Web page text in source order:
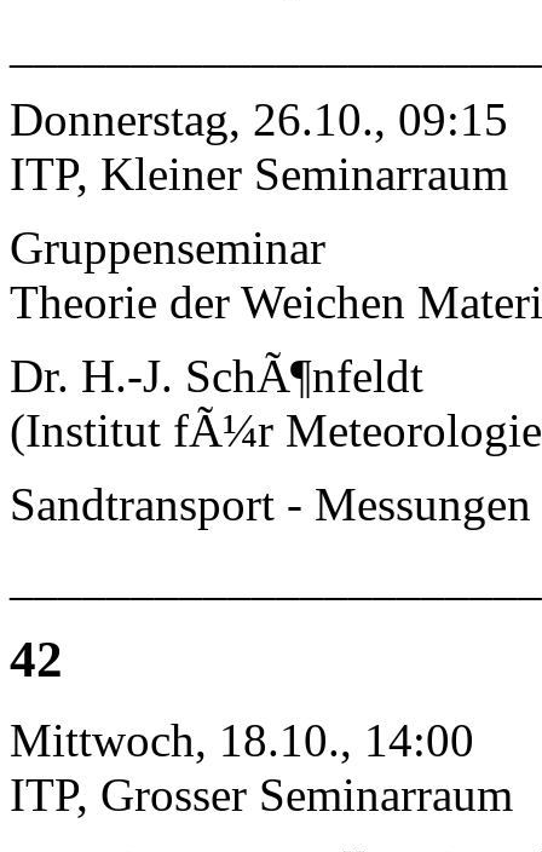
Donnerstag, 26.10., 09:15
ITP, Kleiner Seminarraum
Gruppenseminar
Theorie der Weichen
Dr. H.-J. SchÃ¶nfeldt
(Institut fÃ¼r
Sandtransport -
42
Mittwoch, 18.10., 14:00
ITP, Grosser Seminarraum